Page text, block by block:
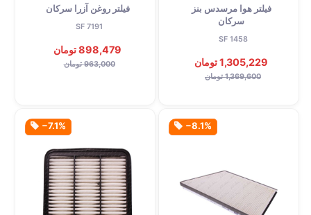
فیلتر هوا مرسدس بنز
سرکان
SF 1458
1,305,229 تومان
1,369,600 تومان
فیلتر روغن آزرا سرکان
SF 7191
898,479 تومان
963,000 تومان
‎−8.1%
‎−7.1%